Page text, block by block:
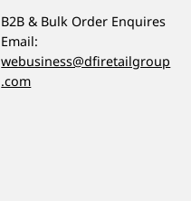
B2B & Bulk Order Enquires
Email:
webusiness@dfiretailgroup
.com